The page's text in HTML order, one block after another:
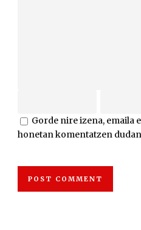
Gorde nire izena, emaila
honetan komentatzen